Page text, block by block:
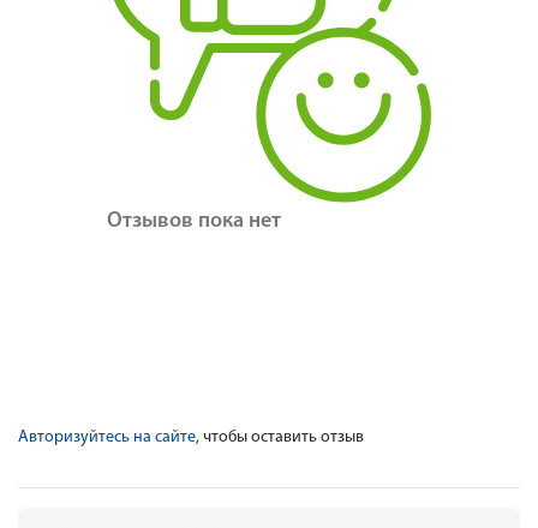
Отзывов пока нет
Авторизуйтесь на сайте, чтобы оставить отзыв